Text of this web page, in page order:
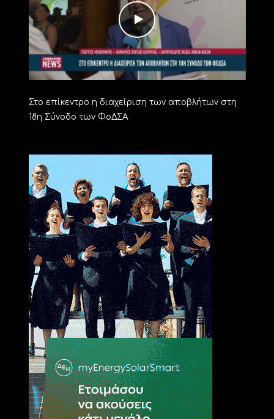
Στο επίκεντρο η διαχείριση των αποβλήτων στη
18η Σύνοδο των ΦοΔΣΑ